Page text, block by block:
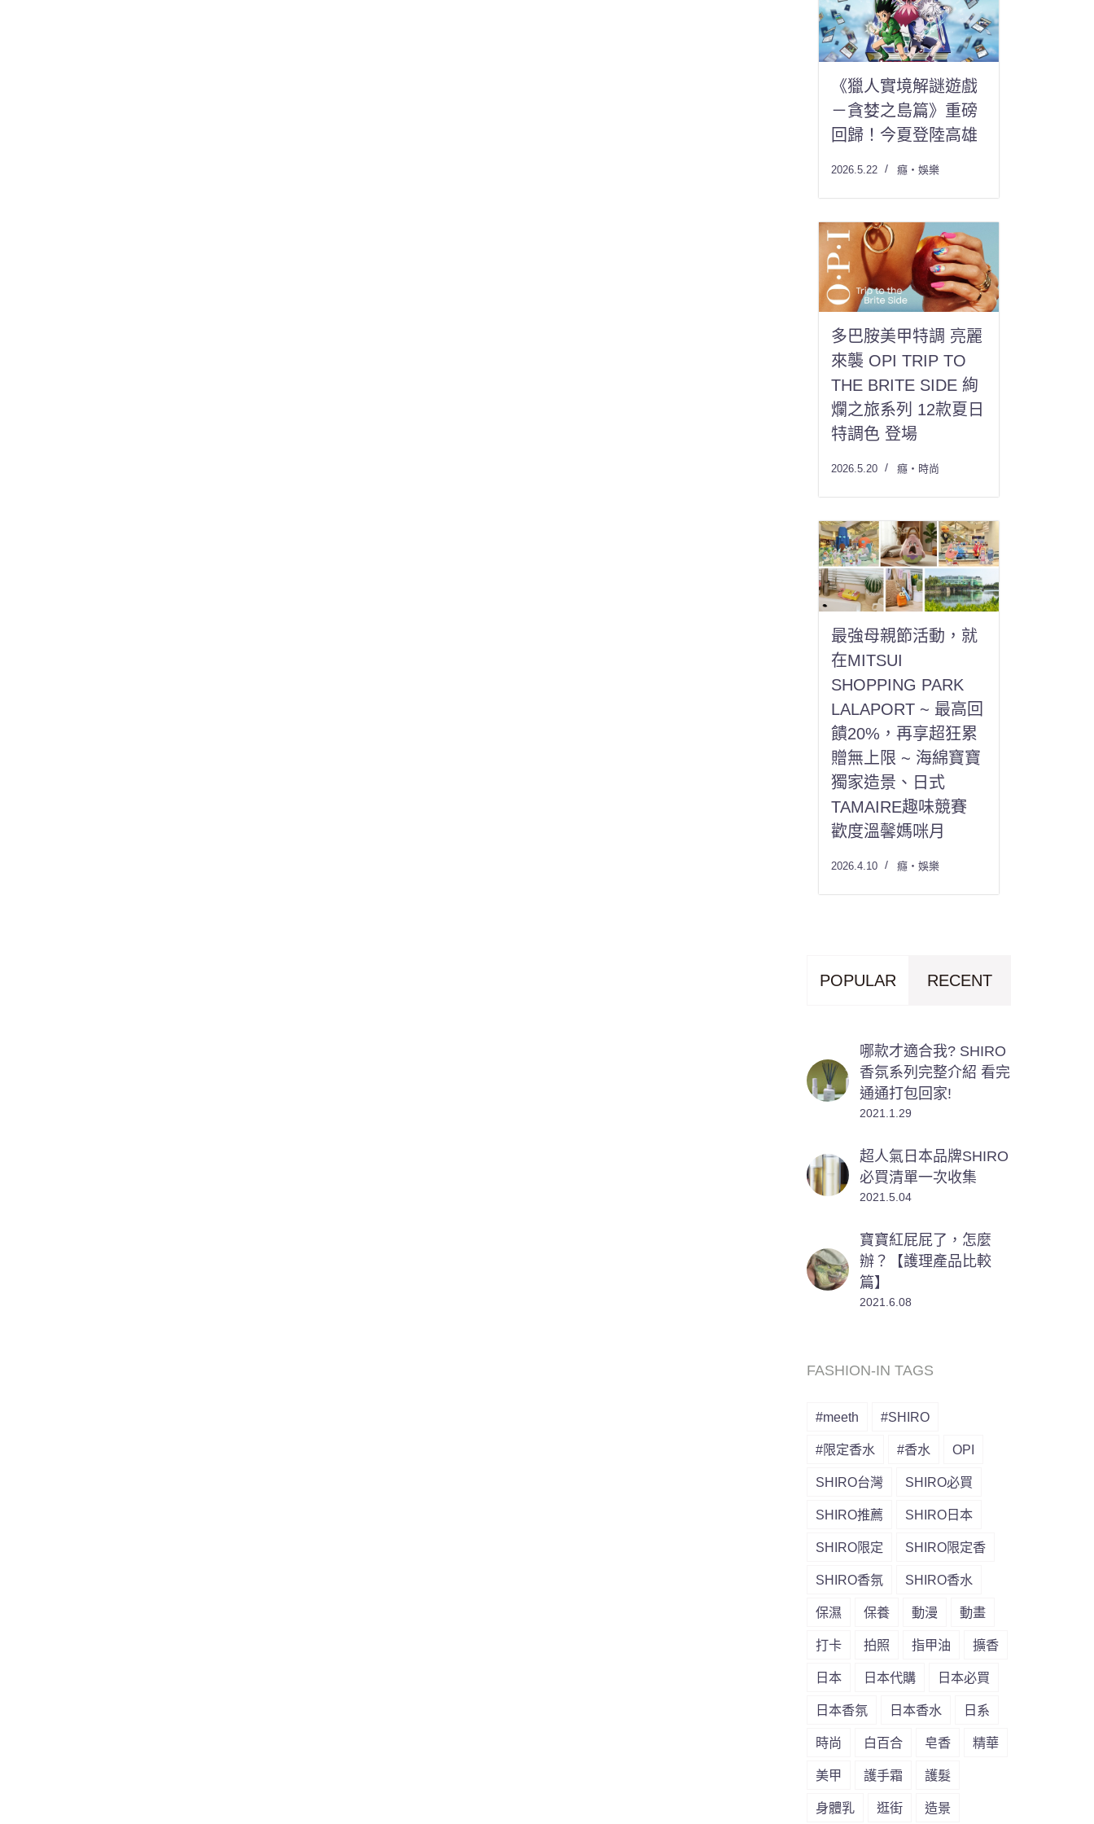
《獵人實境解謎遊戲
－貪婪之島篇》重磅
回歸！今夏登陸高雄
2026.5.22 癮・娛樂
多巴胺美甲特調 亮麗
來襲 OPI TRIP TO
THE BRITE SIDE 絢
爛之旅系列 12款夏日
特調色 登場
2026.5.20 癮・時尚
最強母親節活動，就
在MITSUI
SHOPPING PARK
LALAPORT ~ 最高回
饋20%，再享超狂累
贈無上限 ~ 海綿寶寶
獨家造景、日式
TAMAIRE趣味競賽
歡度溫馨媽咪月
2026.4.10 癮・娛樂
POPULAR RECENT
哪款才適合我? SHIRO
香氛系列完整介紹 看完
通通打包回家!
2021.1.29
超人氣日本品牌SHIRO
必買清單一次收集
2021.5.04
寶寶紅屁屁了，怎麼
辦？【護理產品比較
篇】
2021.6.08
FASHION-IN TAGS
#meeth #SHIRO
#限定香水 #香水 OPI
SHIRO台灣 SHIRO必買
SHIRO推薦 SHIRO日本
SHIRO限定 SHIRO限定香
SHIRO香氛 SHIRO香水
保濕 保養 動漫 動畫
打卡 拍照 指甲油 擴香
日本 日本代購 日本必買
日本香氛 日本香水 日系
時尚 白百合 皂香 精華
美甲 護手霜 護髮
身體乳 逛街 造景